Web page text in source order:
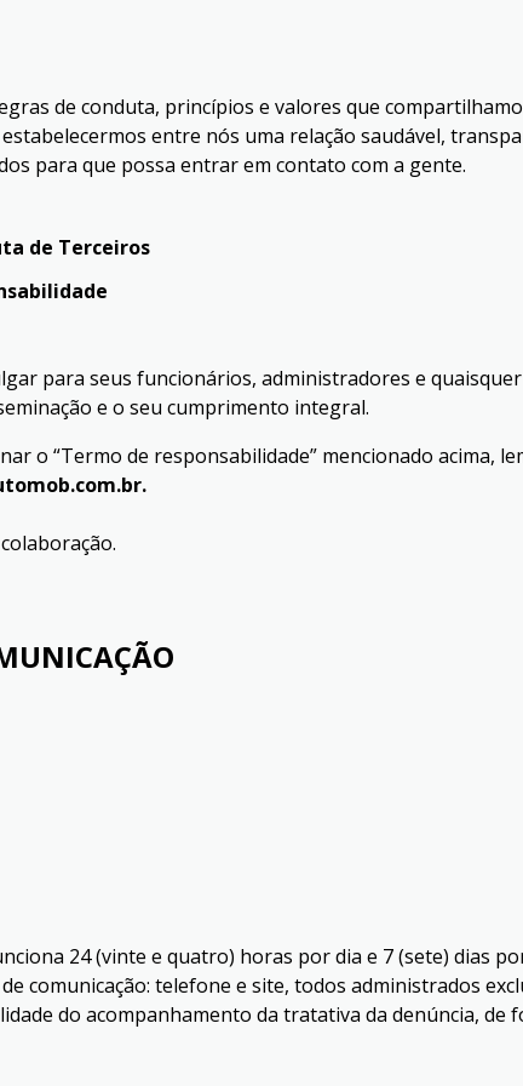
de conduta, princípios e valores que
entre nós uma relação saudável,
para que possa entrar em contato com a gente.
de Terceiros
para seus funcionários, administradores e
e o seu cumprimento integral.
o “Termo de responsabilidade” mencionado acima,
.
24 (vinte e quatro) horas por dia e 7 (sete) dias
comunicação: telefone e site, todos administrados
do acompanhamento da tratativa da denúncia,